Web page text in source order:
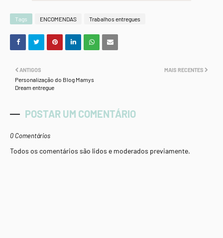
Tags ENCOMENDAS Trabalhos entregues
MAIS RECENTES
ANTIGOS
Personalização do Blog Mamys
Dream entregue
POSTAR UM COMENTÁRIO
0 Comentários
Todos os comentários são lidos e moderados previamente.